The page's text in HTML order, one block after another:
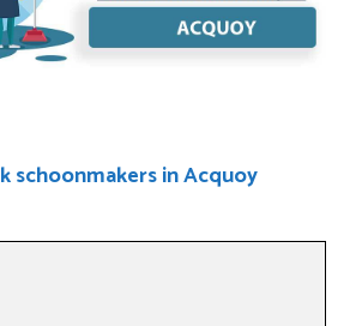
schoonmakers in Acquoy